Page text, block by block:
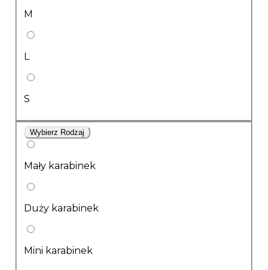
M
L
S
Wybierz Rodzaj
Mały karabinek
Duży karabinek
Mini karabinek